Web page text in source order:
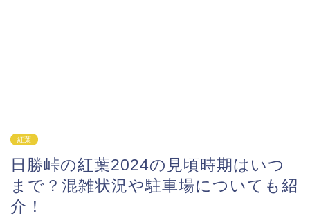
紅葉
日勝峠の紅葉2024の見頃時期はいつ
まで？混雑状況や駐車場についても紹
介！